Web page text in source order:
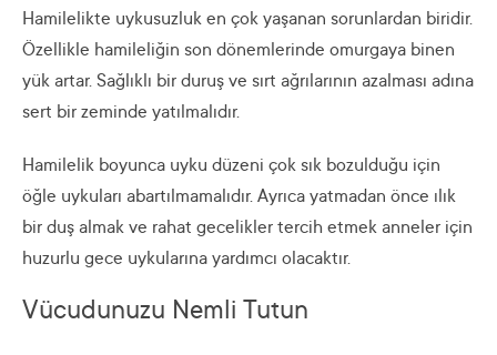
Hamilelikte uykusuzluk en çok yaşanan sorunlardan biridir.
Özellikle hamileliğin son dönemlerinde omurgaya binen
yük artar. Sağlıklı bir duruş ve sırt ağrılarının azalması adına
sert bir zeminde yatılmalıdır.
Hamilelik boyunca uyku düzeni çok sık bozulduğu için
öğle uykuları abartılmamalıdır. Ayrıca yatmadan önce ılık
bir duş almak ve rahat gecelikler tercih etmek anneler için
huzurlu gece uykularına yardımcı olacaktır.
Vücudunuzu Nemli Tutun